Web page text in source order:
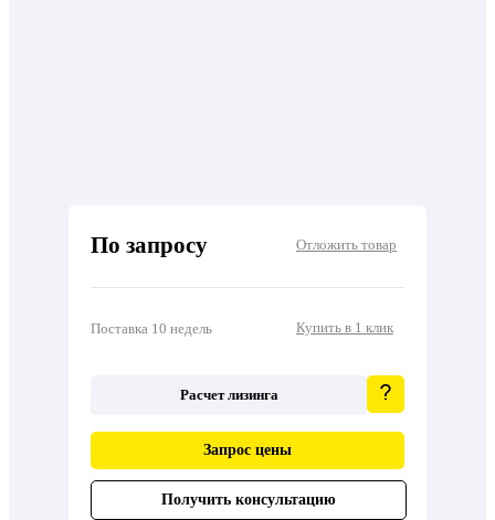
По запросу Отложить товар
Поставка 10 недель Купить в 1 клик
Расчет лизинга
Запрос цены
Получить консультацию